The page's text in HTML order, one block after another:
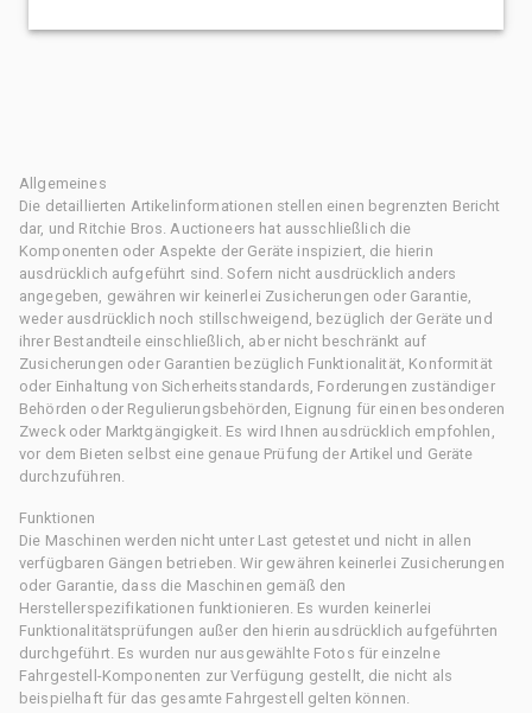
Allgemeines
Die detaillierten Artikelinformationen stellen einen begrenzten Bericht
dar, und Ritchie Bros. Auctioneers hat ausschließlich die
Komponenten oder Aspekte der Geräte inspiziert, die hierin
ausdrücklich aufgeführt sind. Sofern nicht ausdrücklich anders
angegeben, gewähren wir keinerlei Zusicherungen oder Garantie,
weder ausdrücklich noch stillschweigend, bezüglich der Geräte und
ihrer Bestandteile einschließlich, aber nicht beschränkt auf
Zusicherungen oder Garantien bezüglich Funktionalität, Konformität
oder Einhaltung von Sicherheitsstandards, Forderungen zuständiger
Behörden oder Regulierungsbehörden, Eignung für einen besonderen
Zweck oder Marktgängigkeit. Es wird Ihnen ausdrücklich empfohlen,
vor dem Bieten selbst eine genaue Prüfung der Artikel und Geräte
durchzuführen.
Funktionen
Die Maschinen werden nicht unter Last getestet und nicht in allen
verfügbaren Gängen betrieben. Wir gewähren keinerlei Zusicherungen
oder Garantie, dass die Maschinen gemäß den
Herstellerspezifikationen funktionieren. Es wurden keinerlei
Funktionalitätsprüfungen außer den hierin ausdrücklich aufgeführten
durchgeführt. Es wurden nur ausgewählte Fotos für einzelne
Fahrgestell-Komponenten zur Verfügung gestellt, die nicht als
beispielhaft für das gesamte Fahrgestell gelten können.